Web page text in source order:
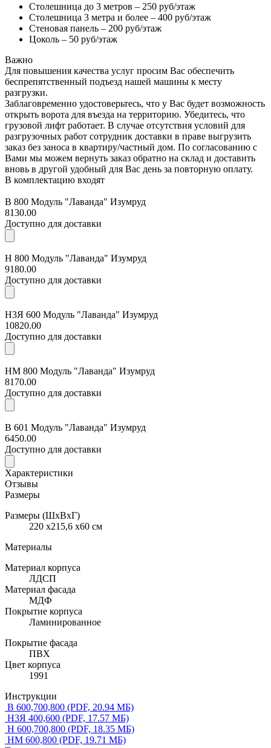
Столешница до 3 метров – 250 руб/этаж
Столешница 3 метра и более – 400 руб/этаж
Стеновая панель – 200 руб/этаж
Цоколь – 50 руб/этаж
Важно
Для повышения качества услуг просим Вас обеспечить
беспрепятственный подъезд нашей машины к месту
разгрузки.
Заблаговременно удостоверьтесь, что у Вас будет возможность
открыть ворота для въезда на территорию. Убедитесь, что
грузовой лифт работает. В случае отсутствия условий для
разгрузочных работ сотрудник доставки в праве выгрузить
заказ без заноса в квартиру/частный дом. По согласованию с
Вами мы можем вернуть заказ обратно на склад и доставить
вновь в другой удобный для Вас день за повторную оплату.
В комплектацию входят
В 800 Модуль "Лаванда" Изумруд
8130.00
Доступно для доставки
Н 800 Модуль "Лаванда" Изумруд
9180.00
Доступно для доставки
Н3Я 600 Модуль "Лаванда" Изумруд
10820.00
Доступно для доставки
НМ 800 Модуль "Лаванда" Изумруд
8170.00
Доступно для доставки
В 601 Модуль "Лаванда" Изумруд
6450.00
Доступно для доставки
Характеристики
Отзывы
Размеры
Размеры (ШхВхГ)
220 x215,6 x60 см
Материалы
Материал корпуса
ЛДСП
Материал фасада
МДФ
Покрытие корпуса
Ламинированное
Покрытие фасада
ПВХ
Цвет корпуса
1991
Инструкции
В 600,700,800 (PDF, 20.94 МБ)
Н3Я 400,600 (PDF, 17.57 МБ)
Н 600,700,800 (PDF, 18.35 МБ)
НМ 600,800 (PDF, 19.71 МБ)